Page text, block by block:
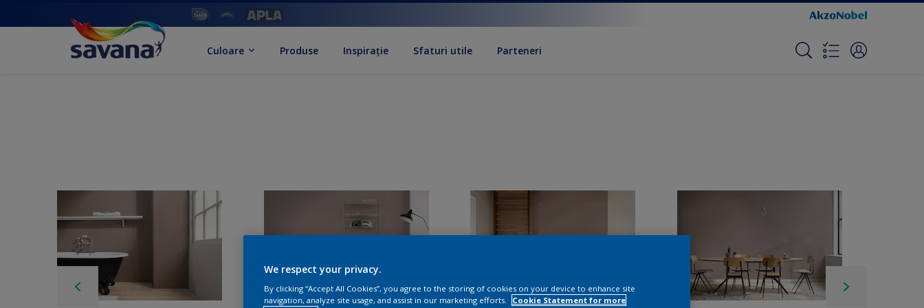
Culoare Produse Inspirație Sfaturi utile Parteneri
We respect your privacy.
By clicking “Accept All Cookies”, you agree to the storing of cookies on your device to enhance site
navigation, analyze site usage, and assist in our marketing efforts.
Cookie Statement for more